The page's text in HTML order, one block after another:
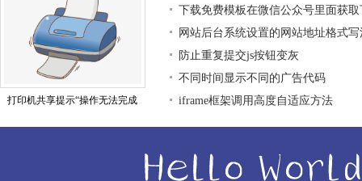
打印机共享提示“操作无法完成
下载免费模板在微信公众号里面获
网站后台系统设置的网站地址格式写
防止重复提交js按钮变灰
不同时间显示不同的广告代码
iframe框架调用高度自适应方法